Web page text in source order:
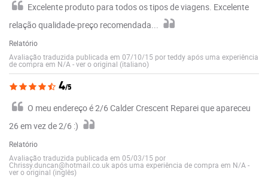
Excelente produto para todos os tipos de viagens. Excelente
relação qualidade-preço recomendada...
Relatório
Avaliação traduzida publicada em 07/10/15 por teddy após uma experiência
de compra em N/A -ver o original (italiano)
4/5
O meu endereço é 2/6 Calder Crescent Reparei que apareceu
26 em vez de 2/6 :)
Relatório
Avaliação traduzida publicada em 05/03/15 por
Chrissy.duncan@hotmail.co.uk após uma experiência de compra em N/A -
ver o original (inglês)